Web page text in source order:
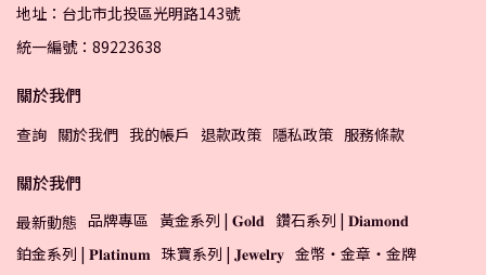
地址：台北市北投區光明路143號
統一編號：89223638
關於我們
查詢 關於我們 我的帳戶 退款政策 隱私政策 服務條款
關於我們
最新動態 品牌專區 黃金系列 | 𝐆𝐨𝐥𝐝 鑽石系列 | 𝐃𝐢𝐚𝐦𝐨𝐧𝐝
鉑金系列 | 𝐏𝐥𝐚𝐭𝐢𝐧𝐮𝐦 珠寶系列 | 𝐉𝐞𝐰𝐞𝐥𝐫𝐲 金幣・金章・金牌